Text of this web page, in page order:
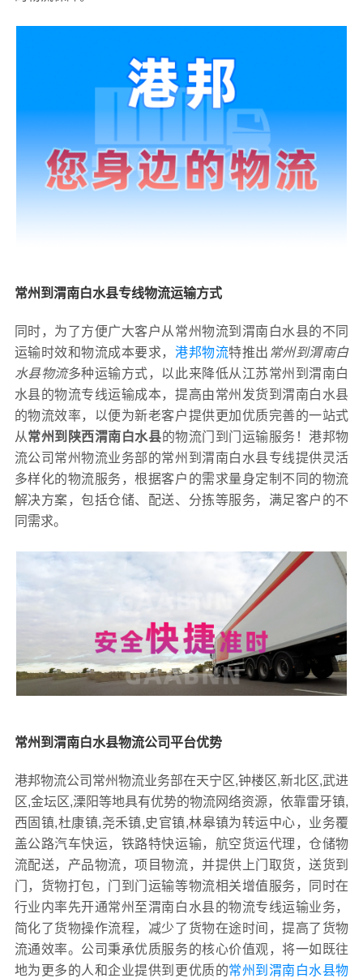
常州到渭南白水县专线物流运输方式
同时，为了方便广大客户从常州物流到渭南白水县的不同
运输时效和物流成本要求， 港邦物流特推出 常州到渭南白
水县物流多种运输方式，以此来降低从江苏常州到渭南白
水县的物流专线运输成本，提高由常州发货到渭南白水县
的物流效率，以便为新老客户提供更加优质完善的一站式
从常州到陕西渭南白水县的物流门到门运输服务！港邦物
流公司常州物流业务部的常州到渭南白水县专线提供灵活
多样化的物流服务，根据客户的需求量身定制不同的物流
解决方案，包括仓储、配送、分拣等服务，满足客户的不
同需求。
常州到渭南白水县物流公司平台优势
港邦物流公司常州物流业务部在天宁区,钟楼区,新北区,武进
区,金坛区,溧阳等地具有优势的物流网络资源，依靠雷牙镇,
西固镇,杜康镇,尧禾镇,史官镇,林皋镇为转运中心，业务覆
盖公路汽车快运，铁路特快运输，航空货运代理，仓储物
流配送，产品物流，项目物流，并提供上门取货，送货到
门，货物打包，门到门运输等物流相关增值服务，同时在
行业内率先开通常州至渭南白水县的物流专线运输业务，
简化了货物操作流程，减少了货物在途时间，提高了货物
流通效率。公司秉承优质服务的核心价值观，将一如既往
地为更多的人和企业提供到更优质的常州到渭南白水县物